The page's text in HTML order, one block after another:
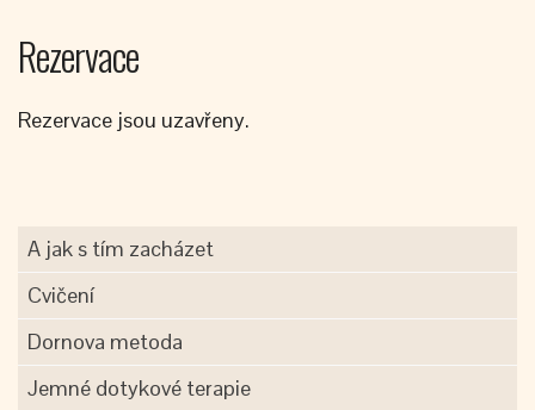
Rezervace
Rezervace jsou uzavřeny.
A jak s tím zacházet
Cvičení
Dornova metoda
Jemné dotykové terapie